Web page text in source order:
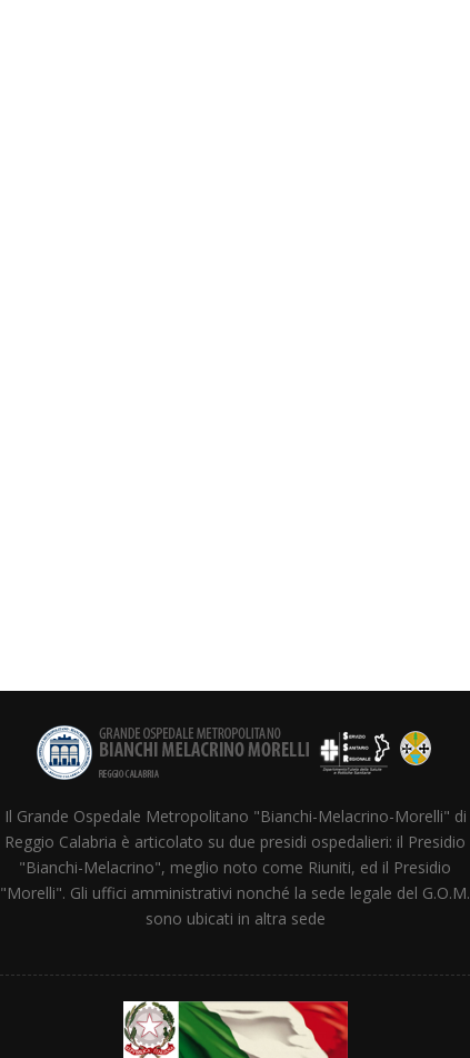
Il Grande Ospedale Metropolitano "Bianchi-Melacrino-Morelli" di
Reggio Calabria è articolato su due presidi ospedalieri: il Presidio
"Bianchi-Melacrino", meglio noto come Riuniti, ed il Presidio
"Morelli". Gli uffici amministrativi nonché la sede legale del G.O.M.
sono ubicati in altra sede